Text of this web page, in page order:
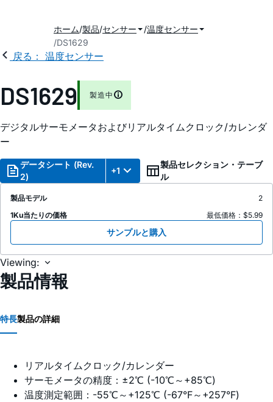
ホーム 製品 センサー
温度センサー
DS1629
戻る： 温度センサー
DS1629 製造中
デジタルサーモメータおよびリアルタイムクロック/カレンダ
ー
データシート (Rev.
2)
+1
製品セレクション・テーブ
ル
製品モデル
2
1Ku当たりの価格
最低価格：$5.99
サンプルと購入
Viewing:
製品情報
特長製品の詳細
リアルタイムクロック/カレンダー
サーモメータの精度：±2℃ (-10℃～+85℃)
温度測定範囲：-55℃～+125℃ (-67°F～+257°F)